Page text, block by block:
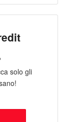
solo gli